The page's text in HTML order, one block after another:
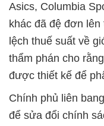
Asics, Columbia
khác đã đệ đơn
lệch thuế suất về
thẩm phán cho
được thiết kế để
Chính phủ liên
để sửa đổi chính